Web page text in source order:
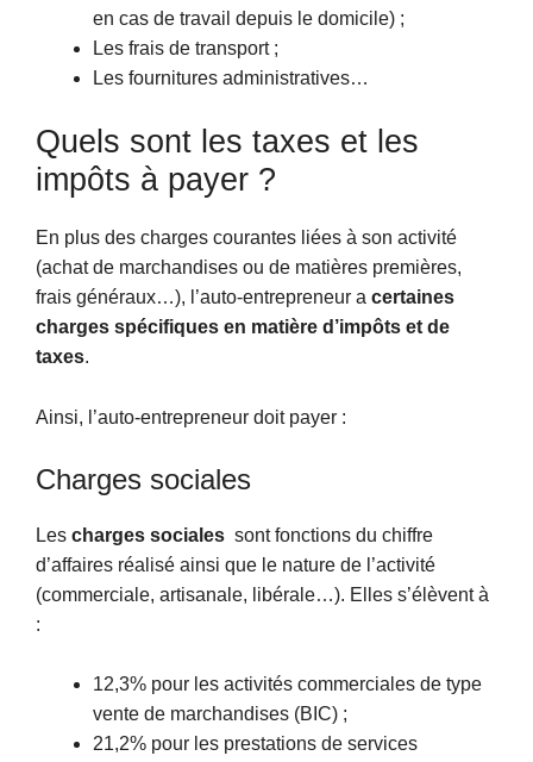
en cas de travail depuis le domicile) ;
Les frais de transport ;
Les fournitures administratives…
Quels sont les taxes et les
impôts à payer ?
En plus des charges courantes liées à son activité
(achat de marchandises ou de matières premières,
frais généraux…), l’auto-entrepreneur a certaines
charges spécifiques en matière d’impôts et de
taxes.
Ainsi, l’auto-entrepreneur doit payer :
Charges sociales
Les charges sociales sont fonctions du chiffre
d’affaires réalisé ainsi que le nature de l’activité
(commerciale, artisanale, libérale…). Elles s’élèvent à
:
12,3% pour les activités commerciales de type
vente de marchandises (BIC) ;
21,2% pour les prestations de services